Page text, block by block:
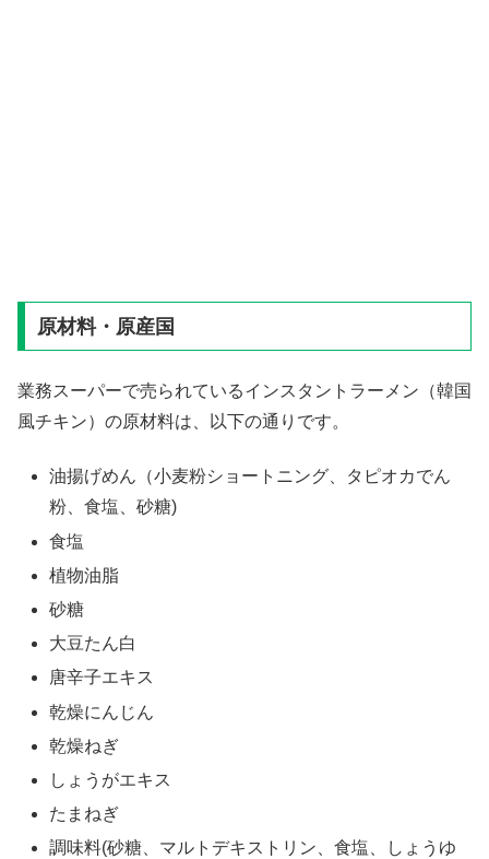
原材料・原産国
業務スーパーで売られているインスタントラーメン（韓国
風チキン）の原材料は、以下の通りです。
油揚げめん（小麦粉ショートニング、タピオカでん
粉、食塩、砂糖)
食塩
植物油脂
砂糖
大豆たん白
唐辛子エキス
乾燥にんじん
乾燥ねぎ
しょうがエキス
たまねぎ
調味料(砂糖、マルトデキストリン、食塩、しょうゆ